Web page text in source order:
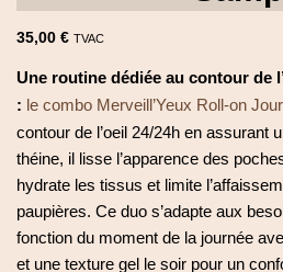
35,00 € TVAC
Une routine dédiée au contour de
: le combo Merveill’Yeux Roll-on
contour de l’oeil 24/24h en assurant
théine, il lisse l’apparence des
hydrate les tissus et limite
paupières. Ce duo s’adapte aux
fonction du moment de la journée
et une texture gel le soir pour un